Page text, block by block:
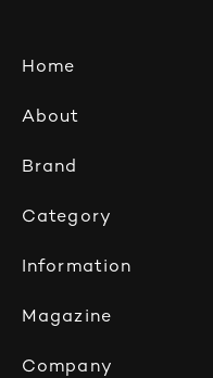
Home
Brand
Information
Company
About
Category
Magazine